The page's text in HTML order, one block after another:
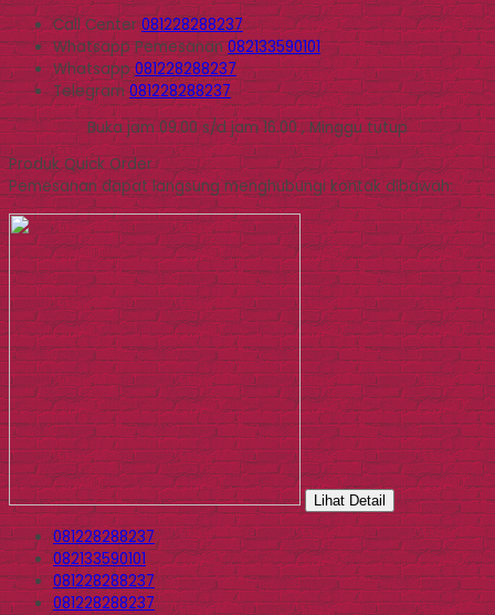
Call Center081228288237
WhatsappPemesanan 082133590101
Whatsapp081228288237
Telegram081228288237
Buka jam 09.00 s/d jam 16.00 , Minggu tutup
Produk Quick Order
Pemesanan dapat langsung menghubungi kontak dibawah:
Lihat Detail
081228288237
082133590101
081228288237
081228288237